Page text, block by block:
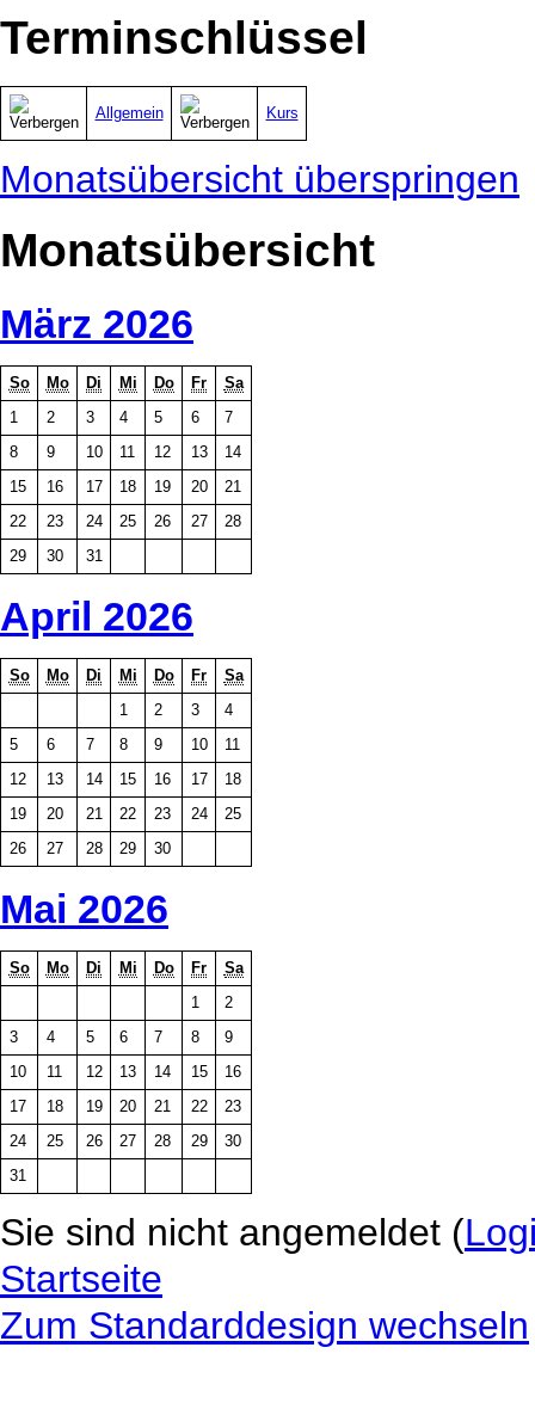
Terminschlüssel
Allgemein Kurs
Monatsübersicht überspringen
Monatsübersicht
März 2026
So Mo Di Mi Do Fr
Sa
1
2 3 4 5 6
7
8
9 10 11 12 13
14
15
16 17 18 19 20
21
22
23 24 25 26 27
28
29
30 31
April 2026
So Mo Di Mi Do Fr
Sa
1
2 3
4
5
6 7 8 9 10
11
12
13 14 15 16 17
18
19
20 21 22 23 24
25
26
27 28 29 30
Mai 2026
So Mo Di Mi Do Fr
Sa
1
2
3
4 5 6 7 8
9
10
11 12 13 14 15
16
17
18 19 20 21 22
23
24
25 26 27 28 29
30
31
Sie sind nicht angemeldet (
Startseite
Zum Standarddesign wechseln